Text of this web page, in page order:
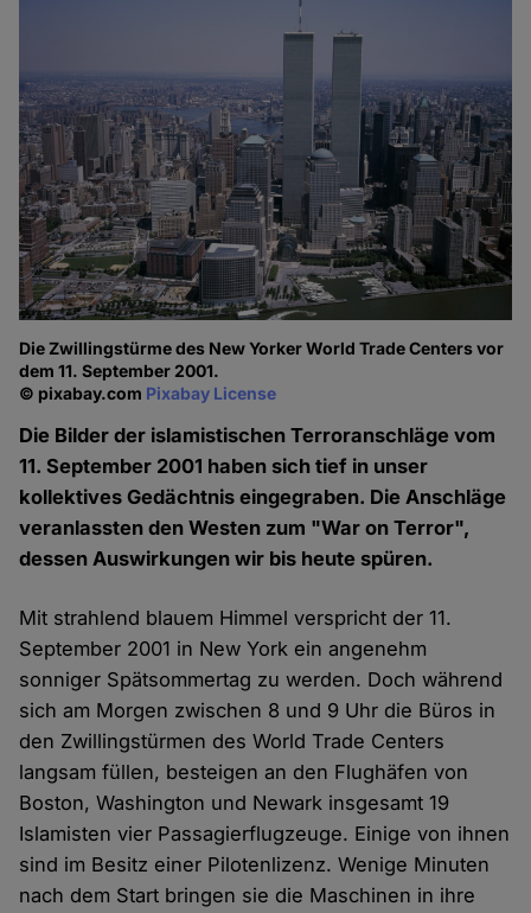
Die Zwillingstürme des New Yorker World Trade Centers vor
dem 11. September 2001.
© pixabay.com Pixabay License
Die Bilder der islamistischen Terroranschläge vom
11. September 2001 haben sich tief in unser
kollektives Gedächtnis eingegraben. Die Anschläge
veranlassten den Westen zum "War on Terror",
dessen Auswirkungen wir bis heute spüren.
Mit strahlend blauem Himmel verspricht der 11.
September 2001 in New York ein angenehm
sonniger Spätsommertag zu werden. Doch während
sich am Morgen zwischen 8 und 9 Uhr die Büros in
den Zwillingstürmen des World Trade Centers
langsam füllen, besteigen an den Flughäfen von
Boston, Washington und Newark insgesamt 19
Islamisten vier Passagierflugzeuge. Einige von ihnen
sind im Besitz einer Pilotenlizenz. Wenige Minuten
nach dem Start bringen sie die Maschinen in ihre